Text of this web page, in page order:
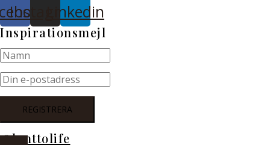
InstagramLinkedin
Inspirationsmejl
@lanttolife